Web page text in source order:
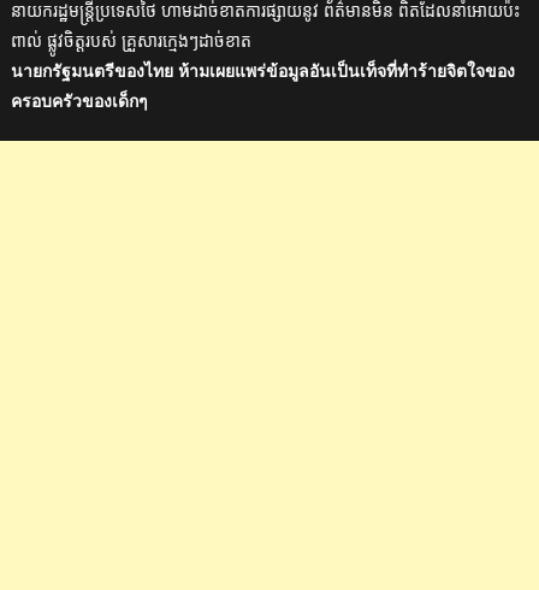
នាយករដ្ឋមន្ត្រីប្រទេសថៃ ហាមដាច់ខាតការផ្សាយនូវ ព័ត៌មានមិន ពិតដែលនាំអោយប៉ះ
ពាល់ ផ្លូវចិត្តរបស់ គ្រួសារក្មេងៗដាច់ខាត
นายกรัฐมนตรีของไทย ห้ามเผยแพร่ข้อมูลอันเป็นเท็จที่ทำร้ายจิตใจของ
ครอบครัวของเด็กๆ